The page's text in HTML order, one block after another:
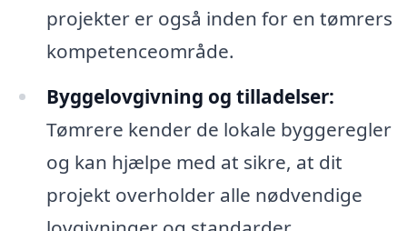
projekter er også inden for en tømrers
kompetenceområde.
Byggelovgivning og tilladelser:
Tømrere kender de lokale byggeregler
og kan hjælpe med at sikre, at dit
projekt overholder alle nødvendige